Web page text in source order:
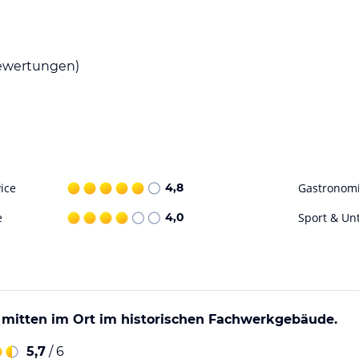
aber aufgrund seiner zentralen Lage haben
Nähe zur Autobahn A5, um Ausflüge in die
SAP-Zentrale, die nur eine kurze Fahrt vom
die nur 15 km entfernt ist.
4,8
4,0 Sport &
im Ort im historischen Fachwerkgebäude.
5,7 / 6